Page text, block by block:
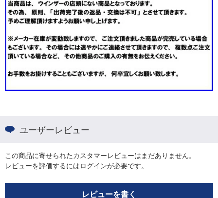
ユーザーレビュー
この商品に寄せられたカスタマーレビューはまだありません。
レビューを評価するにはログインが必要です。
レビューを書く